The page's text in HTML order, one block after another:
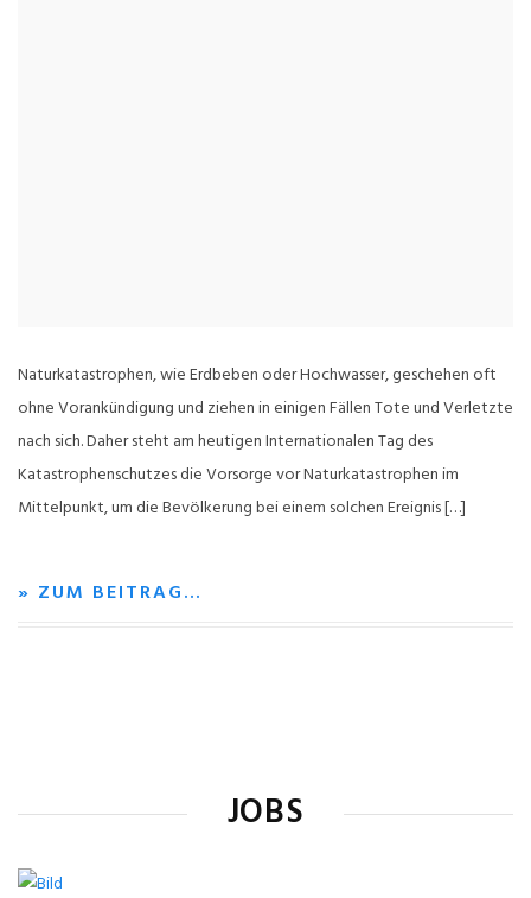
Naturkatastrophen, wie Erdbeben oder Hochwasser, geschehen oft
ohne Vorankündigung und ziehen in einigen Fällen Tote und Verletzte
nach sich. Daher steht am heutigen Internationalen Tag des
Katastrophenschutzes die Vorsorge vor Naturkatastrophen im
Mittelpunkt, um die Bevölkerung bei einem solchen Ereignis […]
» ZUM BEITRAG…
JOBS